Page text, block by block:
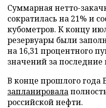
Суммарная нетто-
сократилась на 21% и
кубометров. К концу
резервуары были
на 16,31 процентного
значений за последние
В конце прошлого года
запланировала
российской нефти.